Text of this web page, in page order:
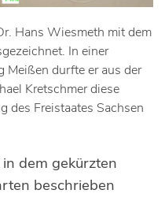
Hans Wiesmeth mit dem
In einer
Meißen durfte er aus der
Kretschmer diese
des Freistaates Sachsen
dem gekürzten
beschrieben